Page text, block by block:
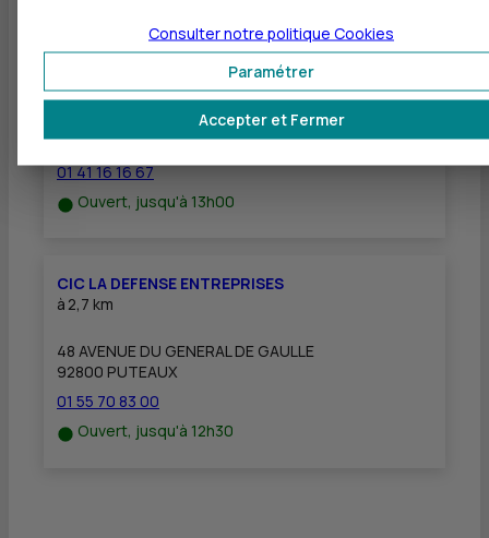
CIC RUEIL MALMAISON CENTRE
29 PLACE DE L EGLISE
92500 RUEIL MALMAISON
01 41 16 16 67
Ouvert, jusqu'à 13h00
CIC LA DEFENSE ENTREPRISES
à 2,7 km
48 AVENUE DU GENERAL DE GAULLE
92800 PUTEAUX
01 55 70 83 00
Ouvert, jusqu'à 12h30
Accepter et Fermer
Paramétrer
Consulter notre politique Cookies